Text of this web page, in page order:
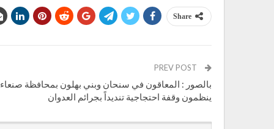
Share
بالصور : المعاقون في سنحان وبني بهلون بمحافظة صنعاء
ينظمون وقفة احتجاجية تنديداً بجرائم العدوان